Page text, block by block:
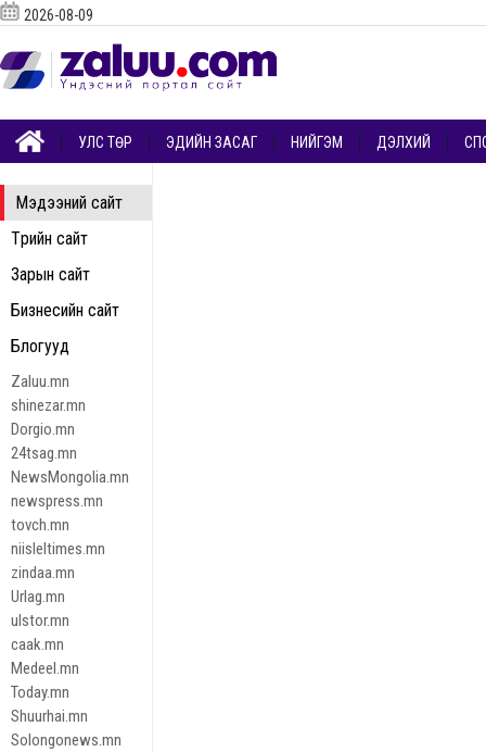
Мэдээний сайт
Төрийн сайт
Зарын сайт
Бизнесийн сайт
Блогууд
Zaluu.mn
shinezar.mn
Dorgio.mn
24tsag.mn
NewsMongolia.mn
newspress.mn
tovch.mn
niisleltimes.mn
zindaa.mn
Urlag.mn
ulstor.mn
caak.mn
Medeel.mn
Today.mn
Shuurhai.mn
Solongonews.mn
2026-08-09
УЛС ТӨР ЭДИЙН ЗАСАГ НИЙГЭМ ДЭЛХИЙ